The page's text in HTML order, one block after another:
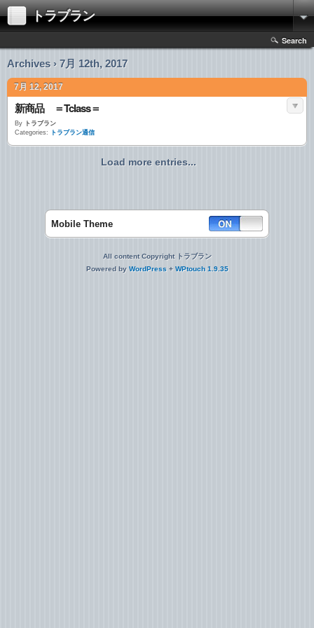
トラブラン
Search
Archives › 7月 12th, 2017
7月 12, 2017
新商品 ＝Tclass＝
By トラブラン
Categories:
トラブラン通信
Load more entries...
Mobile Theme
All content Copyright トラブラン
Powered by WordPress + WPtouch 1.9.35